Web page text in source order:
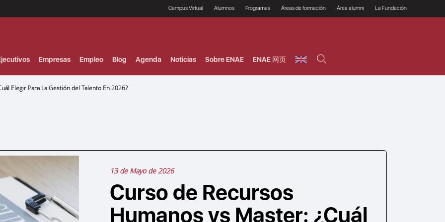
Campus Virtual Alumnos
Prácticas en empresas
Programas
Programas Ejecutivos
Áreas de formación
Riesgos
Área alumni La Fundación
Empresas Empleo Blog Agenda Noticias Sobre ENAE ENAE 网页
Elegir Para La Gestión del Talento En 2026?
13 de Mayo de 2026
Curso de Recursos
Humanos vs Master: ¿Cuál